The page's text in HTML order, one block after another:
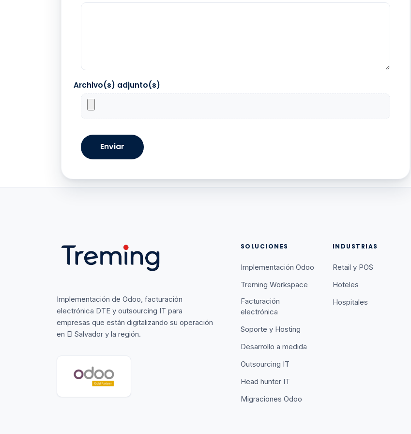
Archivo(s) adjunto(s)
Enviar
Implementación de Odoo, facturación
electrónica DTE y outsourcing IT para
empresas que están digitalizando su operación
en El Salvador y la región.
SOLUCIONES
Implementación Odoo
Treming Workspace
Facturación
electrónica
Soporte y Hosting
Desarrollo a medida
Outsourcing IT
Head hunter IT
Migraciones Odoo
INDUSTRIAS
Retail y POS
Hoteles
Hospitales